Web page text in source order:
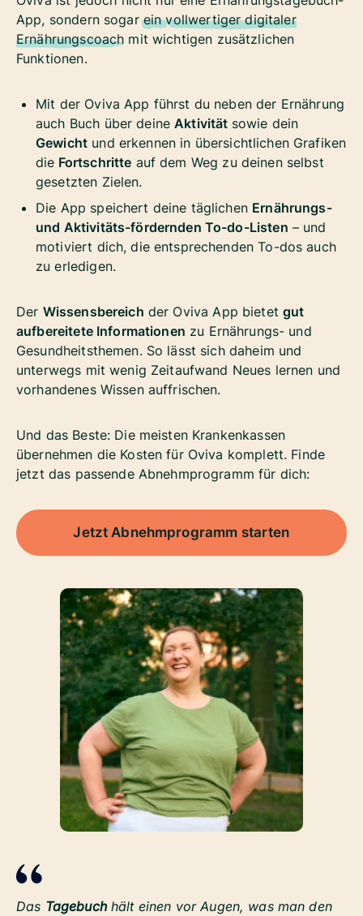
App, sondern sogareinvollwertiger digitaler
Ernährungscoach mit wichtigen zusätzlichen
Funktionen.
Mit der Oviva App führst du neben der Ernährung
auch Buch über deineAktivität sowie dein
Gewicht und erkennen in übersichtlichen Grafiken
die Fortschritte auf dem Weg zu deinen selbst
gesetzten Zielen.
Die App speichert deine täglichen Ernährungs-
und Aktivitäts-fördernden To-do-Listen – und
motiviert dich, die entsprechenden To-dos auch
zu erledigen.
Der Wissensbereich der Oviva App bietetgut
aufbereitete Informationen zu Ernährungs- und
Gesundheitsthemen. So lässt sich daheim und
unterwegs mit wenig Zeitaufwand Neues lernen und
vorhandenes Wissen auffrischen.
Und das Beste: Die meisten Krankenkassen
übernehmen die Kosten für Oviva komplett. Finde
jetzt das passende Abnehmprogramm für dich:
Jetzt Abnehmprogramm starten
Das Tagebuchhält einen vor Augen, was man den